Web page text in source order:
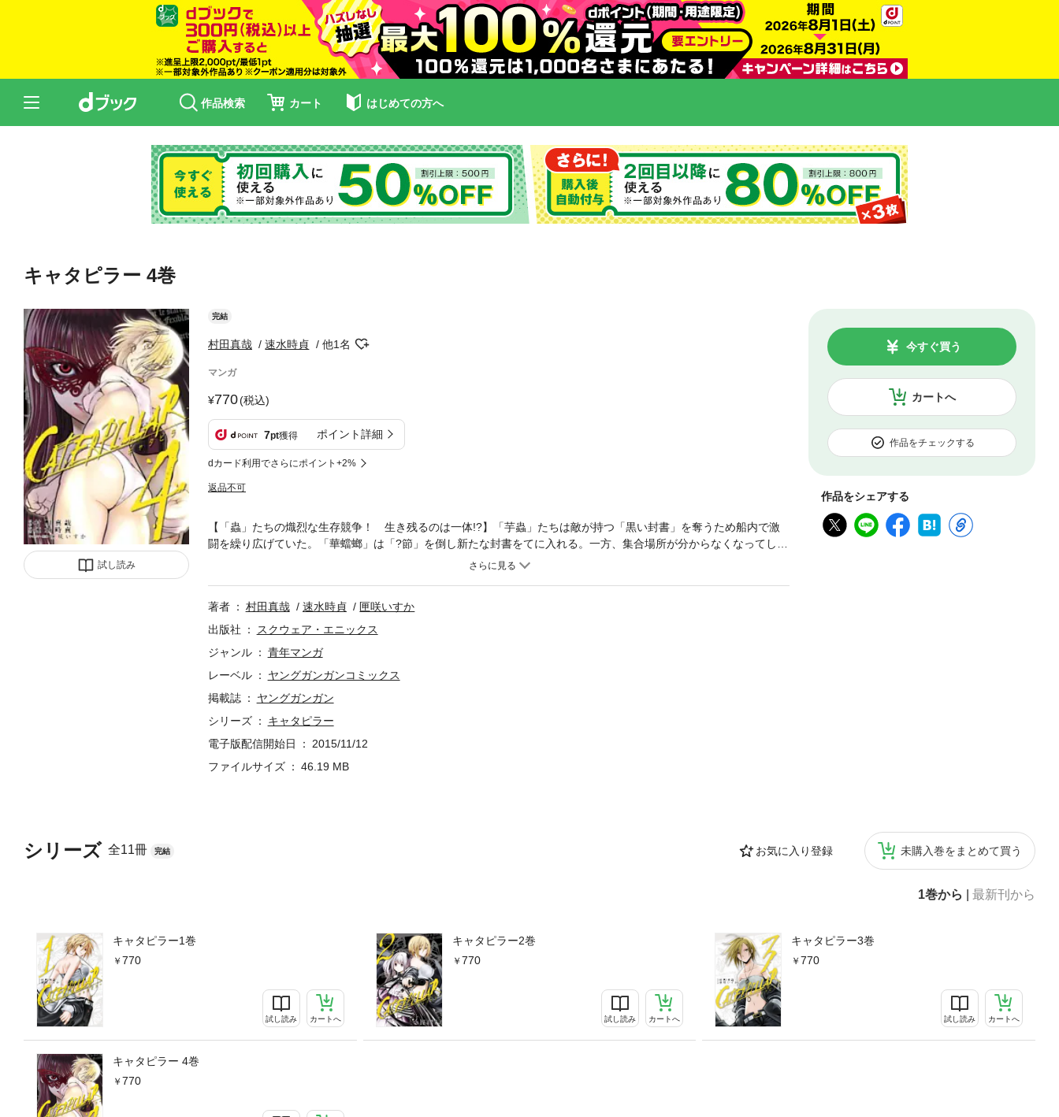
作品検索 カート はじめての方へ
キャタピラー 4巻
試し読み
完結
村田真哉 速水時貞 他1名
マンガ
770(税込)
7pt獲得 ポイント詳細
dカード利用でさらにポイント+2%
返品不可
カートへ
今すぐ買う
作品をチェックする
作品をシェアする
シリーズ 全11冊 完結 お気に入り登録 未購入巻をまとめて買う
1巻から 最新刊から
キャタピラー1巻
770
試し読み カートへ
キャタピラー2巻
770
試し読み カートへ
キャタピラー3巻
770
試し読み カートへ
キャタピラー 4巻
770
【「蟲」たちの熾烈な生存競争！ 生き残るのは一体!?】「芋蟲」たちは敵が持つ「黒い封書」を奪うため船内で激
闘を繰り広げていた。「華蟷螂」は「?節」を倒し新たな封書をてに入れる。一方、集合場所が分からなくなってしま
った「芋蟲」の前に「浮塵化」と名乗る老人が現れる…。(C)2014 Shinya Murata (C)2014 Tokisada Hayami (C)2014
著者 村田真哉 速水時貞
匣咲いすか
出版社
スクウェア・エニックス
ジャンル
青年マンガ
レーベル
ヤングガンガンコミックス
掲載誌
ヤングガンガン
シリーズ
キャタピラー
電子版配信開始日
2015/11/12
ファイルサイズ
46.19 MB